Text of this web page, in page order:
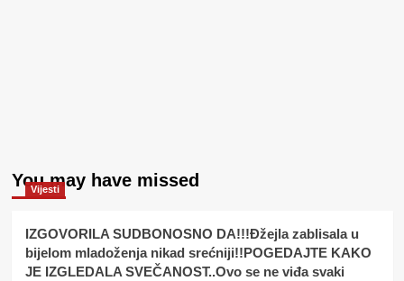
You may have missed
Vijesti
IZGOVORILA SUDBONOSNO DA!!!Đžejla zablisala u
bijelom mladoženja nikad srećniji!!POGEDAJTE KAKO
JE IZGLEDALA SVEČANOST..Ovo se ne viđa svaki